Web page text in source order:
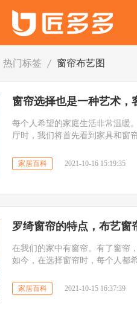
热门标签 窗帘布艺图
窗帘选择也是一种艺术，
每个人希望的家庭生活非常温暖
厅时，我们将首先看到家具和窗
格。现在建筑物的客厅一般都有
什么样的窗帘适合客厅?今天，
家居百科 2021-10-16 15:19:35
罗绮窗帘的特点，布艺窗
在我们的家中有窗帘。有了窗帘
如今，在选择窗帘时，每个人都
都会对罗绮的窗帘有更深入的了
家居百科 2021-10-15 16:37:39